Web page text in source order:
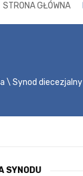
STRONA GŁÓWNA
Synod diecezjalny
SYNODU